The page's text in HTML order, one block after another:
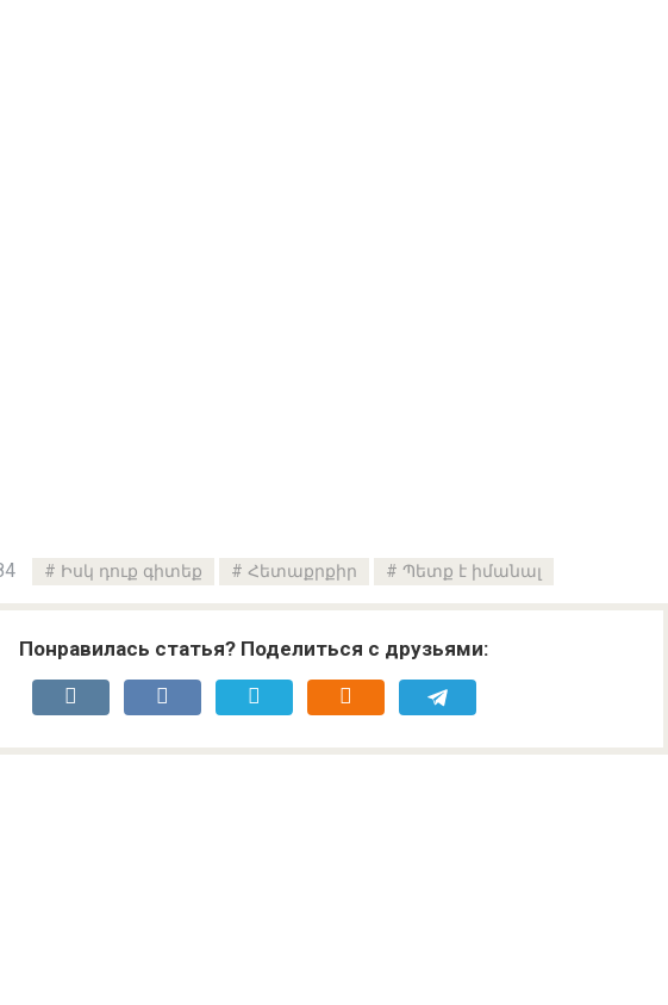
Իսկ դուք գիտեք Հետաքրքիր Պետք է իմանալ
Понравилась статья? Поделиться с друзьями: